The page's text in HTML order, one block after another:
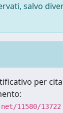
salvo
per
11580/13722